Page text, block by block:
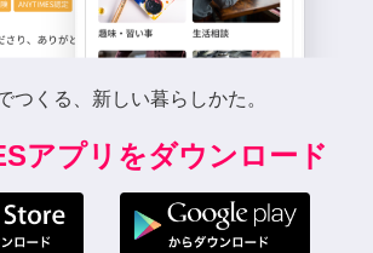
つくる、新しい暮らしかた。
アプリをダウンロード